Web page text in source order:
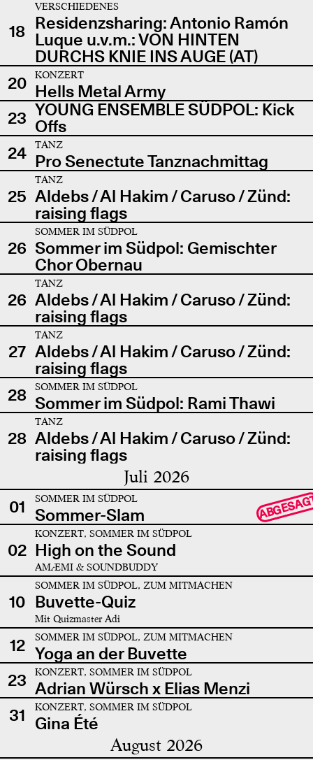
18
VERSCHIEDENES
Residenzsharing: Antonio Ramón
Luque u.v.m.: VON HINTEN
DURCHS KNIE INS AUGE (AT)
20
KONZERT
Hells Metal Army
23 YOUNG ENSEMBLE SÜDPOL: Kick
Offs
24
TANZ
Pro Senectute Tanznachmittag
25
TANZ
Aldebs / Al Hakim / Caruso / Zünd:
raising flags
26
SOMMER IM SÜDPOL
Sommer im Südpol: Gemischter
Chor Obernau
26
TANZ
Aldebs / Al Hakim / Caruso / Zünd:
raising flags
27
TANZ
Aldebs / Al Hakim / Caruso / Zünd:
raising flags
28
SOMMER IM SÜDPOL
Sommer im Südpol: Rami Thawi
28
TANZ
Aldebs / Al Hakim / Caruso / Zünd:
raising flags
Juli 2026
01 SOMMER IM SÜDPOL
Sommer-Slam
02
KONZERT, SOMMER IM SÜDPOL
High on the Sound
AMÆMI & SOUNDBUDDY
10
SOMMER IM SÜDPOL, ZUM MITMACHEN
Buvette-Quiz
Mit Quizmaster Adi
12 SOMMER IM SÜDPOL, ZUM MITMACHEN
Yoga an der Buvette
23
KONZERT, SOMMER IM SÜDPOL
Adrian Würsch x Elias Menzi
31
KONZERT, SOMMER IM SÜDPOL
Gina Été
August 2026